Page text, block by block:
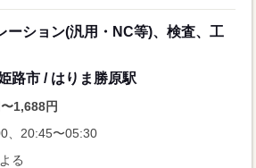
ーション(汎用・NC等)、検査、工
路市 / はりま勝原駅
1,688円
、20:45〜05:30
る